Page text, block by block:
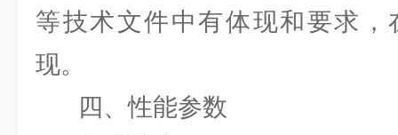
等技术文件中有体现和要求
现。
四、性能参数